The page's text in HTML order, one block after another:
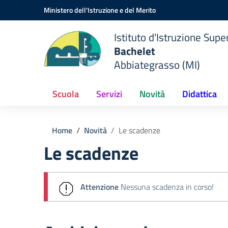
Vai ai contenuti
Vai al menu di navigazioneMinistero dell'Istruzione e del Merito
Istituto d'Istruzione
Bachelet
Abbiategrasso (MI)
Scuola Servizi Novità Didattica
Home Novità Le scadenze
Le scadenze
Attenzione Nessuna scadenza in corso!